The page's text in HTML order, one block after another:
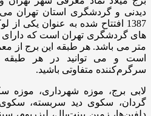
دیدنی و گردشگری استان تهران
1387 افتتاح شده به عنوان یکی
متر می باشد. هر طبقه این برج از
است و می توانید در هر طبقه
سرگرم‌کننده متفاوتی باشید.
لابی برج، موزه شهرداری، موزه
گردان، سکوی دید سربسته، سکوی